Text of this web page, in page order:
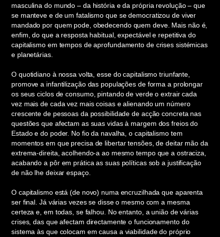
masculina do mundo – da história e da própria revolução – que
se manteve e de um fatalismo que se democratizou de viver
mandado por quem pode, obedecendo quem deve. Mais não é,
enfim, do que a resposta habitual, expectável e repetitiva do
capitalismo em tempos de aprofundamento de crises sistémicas
e planetárias.
O quotidiano à nossa volta, esse do capitalismo triunfante,
promove a infantilização das populações de forma a prolongar
os seus ciclos de consumo, pintando de verde o extrair cada
vez mais de cada vez mais coisas e alienando um número
crescente de pessoas da possibilidade de acção concreta nas
questões que afectam as suas vidas à margem dos freios do
Estado e do poder. No fio da navalha, o capitalismo tem
momentos em que precisa de libertar tensões, de deitar mão da
extrema-direita, acolhendo-a ao mesmo tempo que a ostraciza,
acabando a pôr em prática as suas políticas sob a justificação
de não lhe deixar espaço.
O capitalismo está (de novo) numa encruzilhada que aparenta
ser final. Já várias vezes se disse o mesmo com a mesma
certeza e, em todas, se falhou. No entanto, a união de várias
crises, das que afectam directamente o funcionamento do
sistema às que colocam em causa a viabilidade do próprio